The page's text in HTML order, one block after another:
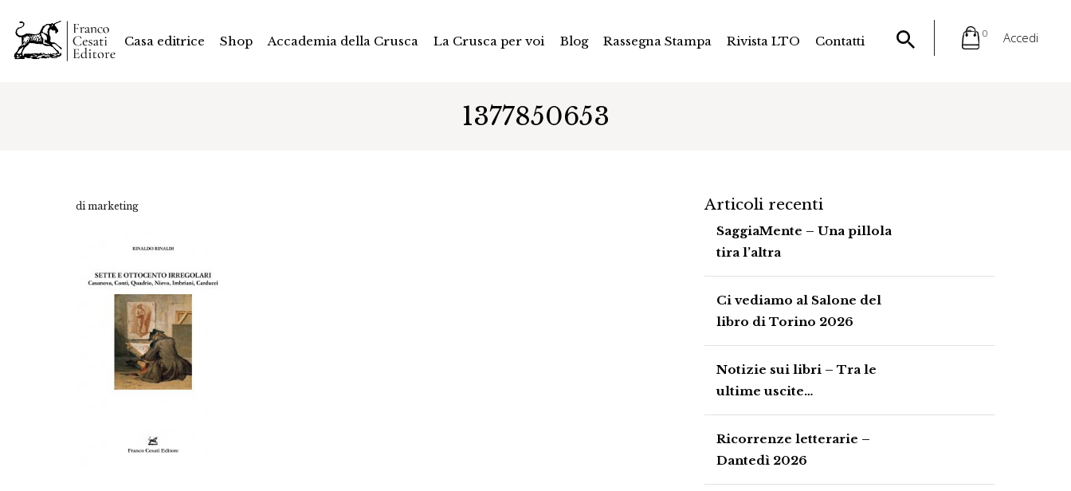
Casa editrice Shop Accademia della Crusca La Crusca per voi Blog Rassegna Stampa Rivista LTO Contatti
0 Accedi
1377850653
di marketing Articoli recenti
SaggiaMente – Una pillola
tira l’altra
Ci vediamo al Salone del
libro di Torino 2026
Notizie sui libri – Tra le
ultime uscite…
Ricorrenze letterarie –
Dantedì 2026